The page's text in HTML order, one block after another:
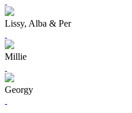
Lissy, Alba & Per
Millie
Georgy